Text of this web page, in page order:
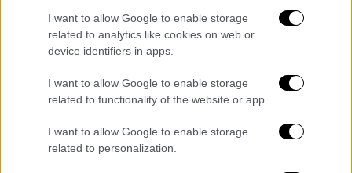
I want to allow Google to enable storage
related to analytics like cookies on web or
device identifiers in apps.
I want to allow Google to enable storage
related to functionality of the website or app.
I want to allow Google to enable storage
related to personalization.
Πισπιρίγκου, παρά τις μαρτυρίες που ήθελαν
να είναι γνωστή της αδερφής της Ρούλας
Πισπιρίγκου.
Διαβάστε ακόμη
Κυνήγι χρόνου στα λεωφορεία: Οι οδηγοί
της ΟΣΥ καταγγέλλουν δρομολόγια που
«δεν βγαίνουν» και προειδοποιούν για